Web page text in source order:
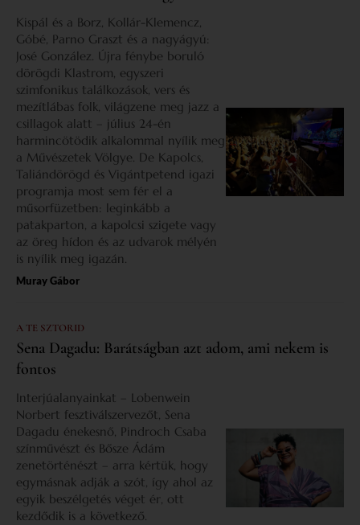
Kispál és a Borz, Kollár-Klemencz,
Góbé, Parno Graszt és a nagyágyú:
José González. Újra fénybe boruló
dörögdi Klastrom, egyszeri
szimfonikus találkozások, vers és
mezítlábas folk, világzene meg jazz a
csillagok alatt – július 24-én
harmincötödik alkalommal nyílik meg
a Művészetek Völgye. De Kapolcs,
Taliándörögd és Vigántpetend igazi
programja most sem fér el a
műsorfüzetben: leginkább a
patakparton, a kapolcsi szigete vagy
az öreg hídon és az udvarok mélyén
is nyílik meg igazán.
Muray Gábor
A TE SZTORID
Sena Dagadu: Barátságban azt adom, ami nekem is
fontos
Interjúalanyainkat – Lobenwein
Norbert fesztiválszervezőt, Sena
Dagadu énekesnő, Pindroch Csaba
színművészt és Bősze Ádám
zenetörténészt – arra kértük, hogy
egymásnak adják a szót, így ahol az
egyik beszélgetés véget ér, ott
kezdődik is a következő.